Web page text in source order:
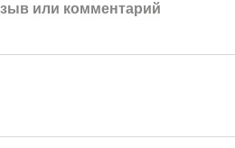
или комментарий